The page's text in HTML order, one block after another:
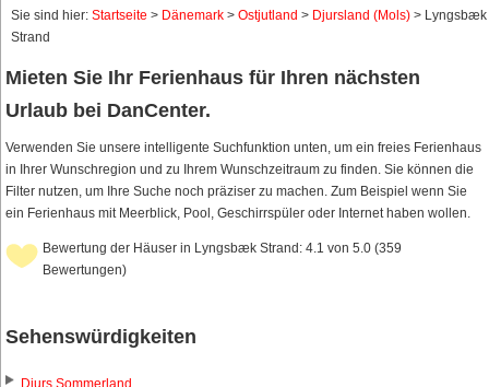
Sie sind hier: Startseite > Dänemark > Ostjutland > Djursland (Mols) > Lyngsbæk
Strand
Mieten Sie Ihr Ferienhaus für Ihren nächsten
Urlaub bei DanCenter.
Verwenden Sie unsere intelligente Suchfunktion unten, um ein freies Ferienhaus
in Ihrer Wunschregion und zu Ihrem Wunschzeitraum zu finden. Sie können die
Filter nutzen, um Ihre Suche noch präziser zu machen. Zum Beispiel wenn Sie
ein Ferienhaus mit Meerblick, Pool, Geschirrspüler oder Internet haben wollen.
Bewertung der Häuser in Lyngsbæk Strand: 4.1 von 5.0 (359
Bewertungen)
Sehenswürdigkeiten